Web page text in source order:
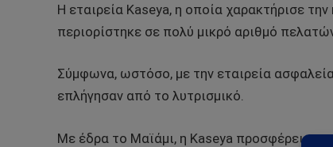
Η εταιρεία Kaseya, η οποία χαρακτήρισε
περιορίστηκε σε πολύ μικρό αριθμό
Σύμφωνα, ωστόσο, με την εταιρεία
επλήγησαν από το λυτρισμικό.
Με έδρα το Μαϊάμι, η Kaseya προσφέρει